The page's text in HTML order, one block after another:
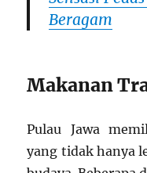
Beragam
Makanan
Pulau Jawa
yang tidak hanya